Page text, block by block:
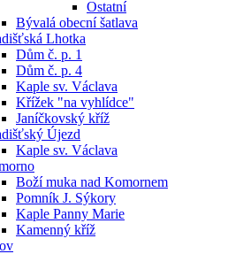
Ostatní
Bývalá obecní šatlava
Lhotka
Dům č. p. 1
Dům č. p. 4
Kaple sv. Václava
Křížek "na vyhlídce"
Janíčkovský kříž
Újezd
Kaple sv. Václava
Boží muka nad Komornem
Pomník J. Sýkory
Kaple Panny Marie
Kamenný kříž